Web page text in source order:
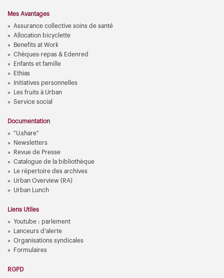
Mes Avantages
Assurance collective soins de santé
Allocation bicyclette
Benefits at Work
Chèques-repas & Edenred
Enfants et famille
Ethias
Initiatives personnelles
Les fruits à Urban
Service social
Documentation
"U.share"
Newsletters
Revue de Presse
Catalogue de la bibliothèque
Le répertoire des archives
Urban Overview (RA)
Urban Lunch
Liens Utiles
Youtube : parlement
Lanceurs d'alerte
Organisations syndicales
Formulaires
RGPD